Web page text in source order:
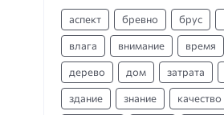
аспект бревно брус
влага внимание время
дерево дом затрата
здание знание качество